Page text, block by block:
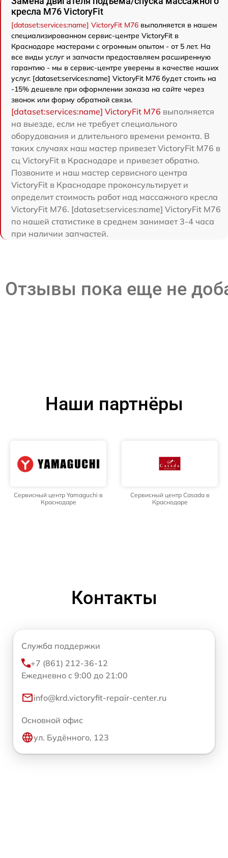
кресла M76 VictoryFit
[dataset:services:name] VictoryFit M76 выполняется в нашем
специализированном сервис-центре VictoryFit в
Краснодаре мастерами с огромным опытом - от 5 лет. На
все виды услуг и запчасти предоставляем расширенную
гарантию - мы в сервис-центре уверены в качестве наших
услуг. [dataset:services:name] VictoryFit M76 будет стоить на
-15% дешевле при оформлении заказа на сайте через
звонок или форму обратной связи.
[dataset:services:name] VictoryFit M76 выполняется
на выезде, если не требует специального
оборудования и длительного времени ремонта. В
таких случаях наш мастер привезет VictoryFit M76 в
сц VictoryFit в Краснодаре и привезет обратно.
Позвоните и наш мастер сервисного центра
VictoryFit в Краснодаре проконсультирует и
определит стоимость работ над массажного кресла
VictoryFit M76. [dataset:services:name] VictoryFit M76
по нашей статистике в среднем занимает 3-4 часа
при наличии запчастей.
Отзывы пока еще не
Наши партнёры
Сервисный центр Yamaguchi в
Краснодаре
Сервисный центр Casada в
Краснодаре
Контакты
Служба поддержки
+7 (861) 212-36-12
Ежедневно с 9:00 до 21:00
info@krd.victoryfit-repair-center.ru
Основной офис
ул. Будённого, 123